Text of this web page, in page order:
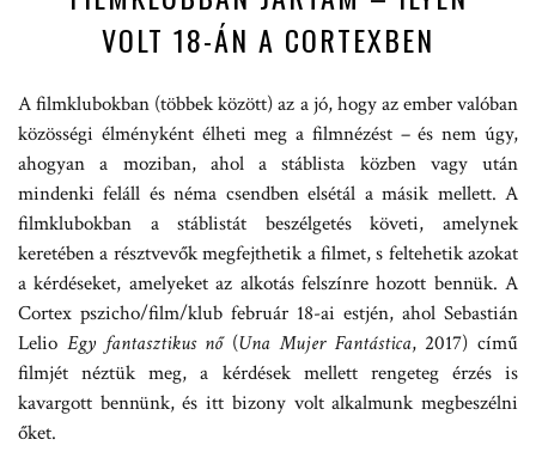
VOLT 18-ÁN A CORTEXBEN
A filmklubokban (többek között) az a jó, hogy az ember valóban
közösségi élményként élheti meg a filmnézést – és nem úgy,
ahogyan a moziban, ahol a stáblista közben vagy után
mindenki feláll és néma csendben elsétál a másik mellett. A
filmklubokban a stáblistát beszélgetés követi, amelynek
keretében a résztvevők megfejthetik a filmet, s feltehetik azokat
a kérdéseket, amelyeket az alkotás felszínre hozott bennük. A
Cortex pszicho/film/klub február 18-ai estjén, ahol Sebastián
Lelio Egy fantasztikus nő(Una Mujer Fantástica, 2017) című
filmjét néztük meg, a kérdések mellett rengeteg érzés is
kavargott bennünk, és itt bizony volt alkalmunk megbeszélni
őket.